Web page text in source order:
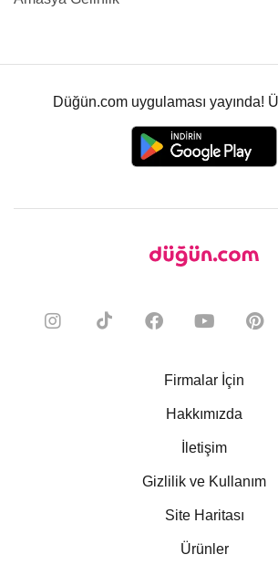
Düğün.com uygulaması yayında!
Firmalar İçin
Hakkımızda
İletişim
Gizlilik ve Kullanım
Site Haritası
Ürünler